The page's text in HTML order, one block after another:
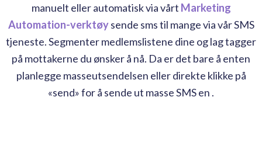
manuelt eller automatisk via vårt Marketing
Automation-verktøysende sms til mange via vår SMS
tjeneste. Segmenter medlemslistene dine og lag tagger
på mottakerne du ønsker å nå. Da er det bare å enten
planlegge masseutsendelsen eller direkte klikke på
«send» for å sende ut masse SMS en .